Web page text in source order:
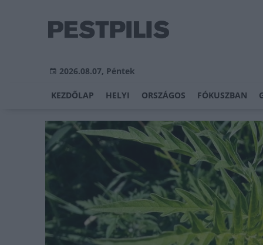
2026.08.07, Péntek
KEZDŐLAP HELYI ORSZÁGOS FÓKUSZBAN